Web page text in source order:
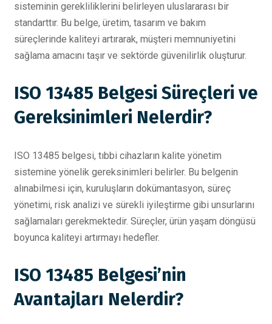
sisteminin gerekliliklerini belirleyen uluslararası bir
standarttır. Bu belge, üretim, tasarım ve bakım
süreçlerinde kaliteyi artırarak, müşteri memnuniyetini
sağlama amacını taşır ve sektörde güvenilirlik oluşturur.
ISO 13485 Belgesi Süreçleri ve
Gereksinimleri Nelerdir?
ISO 13485 belgesi, tıbbi cihazların kalite yönetim
sistemine yönelik gereksinimleri belirler. Bu belgenin
alınabilmesi için, kuruluşların dokümantasyon, süreç
yönetimi, risk analizi ve sürekli iyileştirme gibi unsurlarını
sağlamaları gerekmektedir. Süreçler, ürün yaşam döngüsü
boyunca kaliteyi artırmayı hedefler.
ISO 13485 Belgesi’nin
Avantajları Nelerdir?